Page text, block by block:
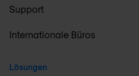
Support
Internationale Büros
Lösungen